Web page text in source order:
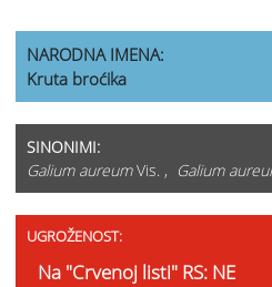
NARODNA IMENA:
Kruta broćika
SINONIMI:
Galium aureumVis. , Galium
UGROŽENOST:
Na "Crvenoj listi" RS: NE